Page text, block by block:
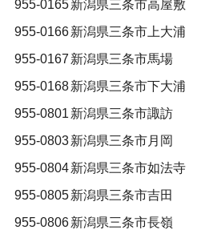
955-0165新潟県三条市高屋敷
955-0166新潟県三条市上大浦
955-0167 新潟県三条市馬場
955-0168新潟県三条市下大浦
955-0801 新潟県三条市諏訪
955-0803新潟県三条市月岡
955-0804新潟県三条市如法寺
955-0805新潟県三条市吉田
955-0806新潟県三条市長嶺